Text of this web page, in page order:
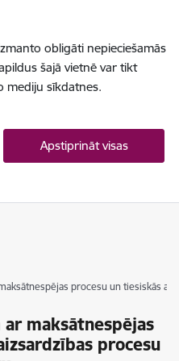
obligāti nepieciešamās
šajā vietnē var tikt
mediju sīkdatnes.
Apstiprināt visas
procesu un tiesiskās
maksātnespējas
procesu